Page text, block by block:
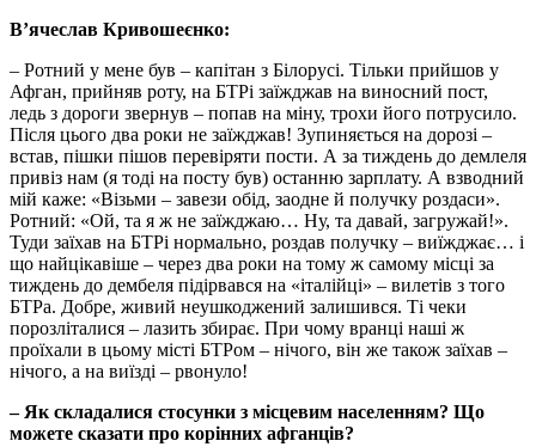
В’ячеслав Кривошеєнко:
– Ротний у мене був – капітан з Білорусі. Тільки прийшов у
Афган, прийняв роту, на БТРі заїжджав на виносний пост,
ледь з дороги звернув – попав на міну, трохи його потрусило.
Після цього два роки не заїжджав! Зупиняється на дорозі –
встав, пішки пішов перевіряти пости. А за тиждень до демлеля
привіз нам (я тоді на посту був) останню зарплату. А взводний
мій каже: «Візьми – завези обід, заодне й получку роздаси».
Ротний: «Ой, та я ж не заїжджаю… Ну, та давай, загружай!».
Туди заїхав на БТРі нормально, роздав получку – виїжджає… і
що найцікавіше – через два роки на тому ж самому місці за
тиждень до дембеля підірвався на «італійці» – вилетів з того
БТРа. Добре, живий неушкоджений залишився. Ті чеки
порозліталися – лазить збирає. При чому вранці наші ж
проїхали в цьому місті БТРом – нічого, він же також заїхав –
нічого, а на виїзді – рвонуло!
– Як складалися стосунки з місцевим населенням? Що
можете сказати про корінних афганців?